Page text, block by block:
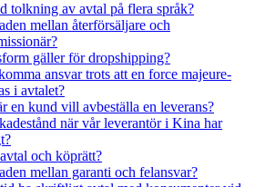
tolkning av avtal på flera språk?
mellan återförsäljare och
gäller för dropshipping?
ansvar trots att en force majeure-
i avtalet?
en kund vill avbeställa en leverans?
när vår leverantör i Kina har
och köprätt?
mellan garanti och felansvar?